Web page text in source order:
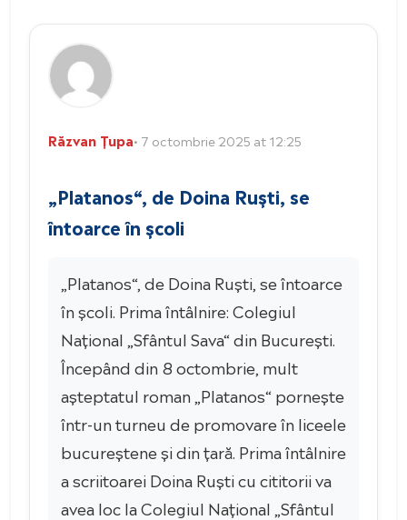
Răzvan Țupa• 7 octombrie 2025 at 12:25
„Platanos“, de Doina Ruști, se
întoarce în școli
„Platanos“, de Doina Ruști, se întoarce
în școli. Prima întâlnire: Colegiul
Național „Sfântul Sava“ din București.
Începând din 8 octombrie, mult
așteptatul roman „Platanos“ pornește
într-un turneu de promovare în liceele
bucureștene și din țară. Prima întâlnire
a scriitoarei Doina Ruști cu cititorii va
avea loc la Colegiul Național „Sfântul